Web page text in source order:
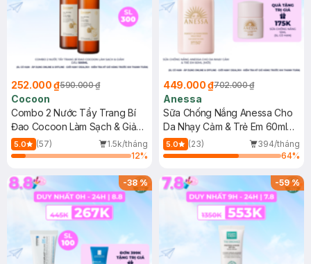
252.000 ₫590.000 ₫
Cocoon
Combo 2 Nước Tẩy Trang Bí
Đao Cocoon Làm Sạch & Giảm
Dầu 500ml
5.0 (57)
1.5k/tháng
12%
449.000 ₫702.000 ₫
Anessa
Sữa Chống Nắng Anessa Cho
Da Nhạy Cảm & Trẻ Em 60ml
(Mới)
5.0 (23)
394/tháng
64%
-38% -59%